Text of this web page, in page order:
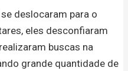
deslocaram para o
eles desconfiaram
buscas na
grande quantidade de